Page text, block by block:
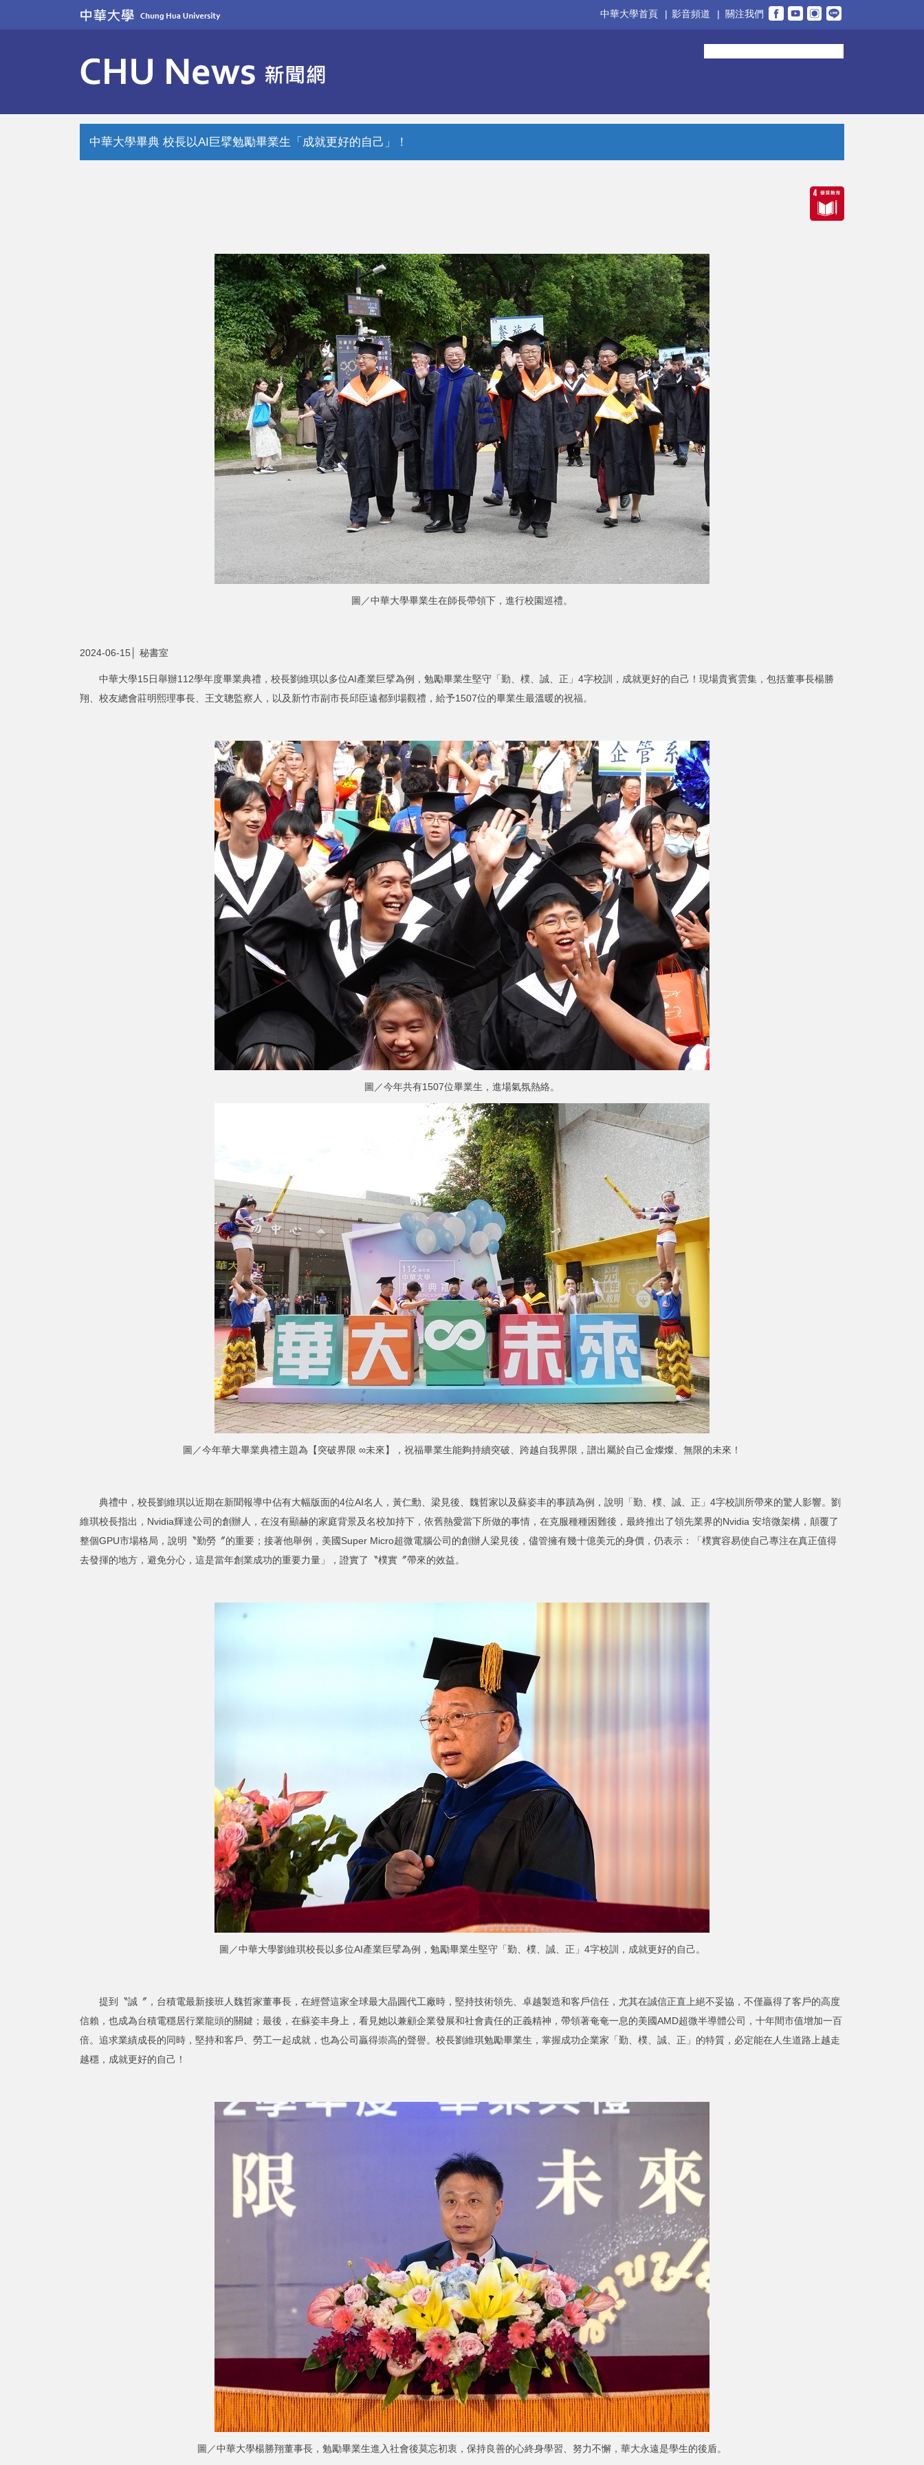
中華大學首頁 | 影音頻道 | 關注我們
中華大學畢典 校長以AI巨擘勉勵畢業生「成就更好的自己」！
圖／中華大學畢業生在師長帶領下，進行校園巡禮。
2024-06-15│ 秘書室
中華大學15日舉辦112學年度畢業典禮，校長劉維琪以多位AI產業巨擘為例，勉勵畢業生堅守「勤、樸、誠、正」4字校訓，成就更好的自己！現場貴賓雲集，包括董事長楊勝
翔、校友總會莊明熙理事長、王文聰監察人，以及新竹市副市長邱臣遠都到場觀禮，給予1507位的畢業生最溫暖的祝福。
圖／今年共有1507位畢業生，進場氣氛熱絡。
圖／今年華大畢業典禮主題為【突破界限 ∞未來】，祝福畢業生能夠持續突破、跨越自我界限，譜出屬於自己金燦燦、無限的未來！
典禮中，校長劉維琪以近期在新聞報導中佔有大幅版面的4位AI名人，黃仁勳、梁見後、魏哲家以及蘇姿丰的事蹟為例，說明「勤、樸、誠、正」4字校訓所帶來的驚人影響。劉
維琪校長指出，Nvidia輝達公司的創辦人，在沒有顯赫的家庭背景及名校加持下，依舊熱愛當下所做的事情，在克服種種困難後，最終推出了領先業界的Nvidia 安培微架構，顛覆了
整個GPU市場格局，說明〝勤勞〞的重要；接著他舉例，美國Super Micro超微電腦公司的創辦人梁見後，儘管擁有幾十億美元的身價，仍表示：「樸實容易使自己專注在真正值得
去發揮的地方，避免分心，這是當年創業成功的重要力量」，證實了〝樸實〞帶來的效益。
圖／中華大學劉維琪校長以多位AI產業巨擘為例，勉勵畢業生堅守「勤、樸、誠、正」4字校訓，成就更好的自己。
提到〝誠〞，台積電最新接班人魏哲家董事長，在經營這家全球最大晶圓代工廠時，堅持技術領先、卓越製造和客戶信任，尤其在誠信正直上絕不妥協，不僅贏得了客戶的高度
信賴，也成為台積電穩居行業龍頭的關鍵；最後，在蘇姿丰身上，看見她以兼顧企業發展和社會責任的正義精神，帶領著奄奄一息的美國AMD超微半導體公司，十年間市值增加一百
倍。追求業績成長的同時，堅持和客戶、勞工一起成就，也為公司贏得崇高的聲譽。校長劉維琪勉勵畢業生，掌握成功企業家「勤、樸、誠、正」的特質，必定能在人生道路上越走
越穩，成就更好的自己！
圖／中華大學楊勝翔董事長，勉勵畢業生進入社會後莫忘初衷，保持良善的心終身學習、努力不懈，華大永遠是學生的後盾。